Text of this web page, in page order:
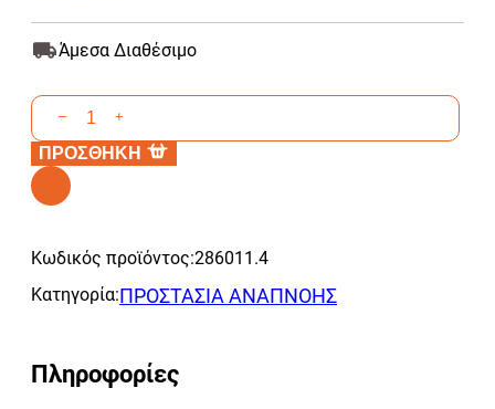
Άμεσα Διαθέσιμο
–
ΜΑΣΚΑ
CLIMAX
ΧΗΜΙΚΩΝ
ποσότητα
+
ΠΡΟΣΘΗΚΗ
Κωδικός προϊόντος:286011.4
Κατηγορία:ΠΡΟΣΤΑΣΙΑ ΑΝΑΠΝΟΗΣ
Πληροφορίες